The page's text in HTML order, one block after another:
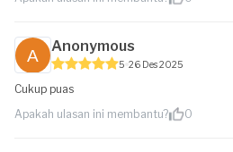
Anonymous
5 26 Des 2025
Cukup puas
Apakah ulasan ini membantu?
0